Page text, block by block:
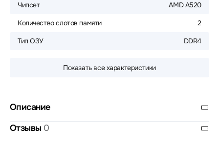
Чипсет AMD A520
Количество слотов памяти 2
Тип ОЗУ DDR4
Показать все характеристики
Описание
Отзывы 0